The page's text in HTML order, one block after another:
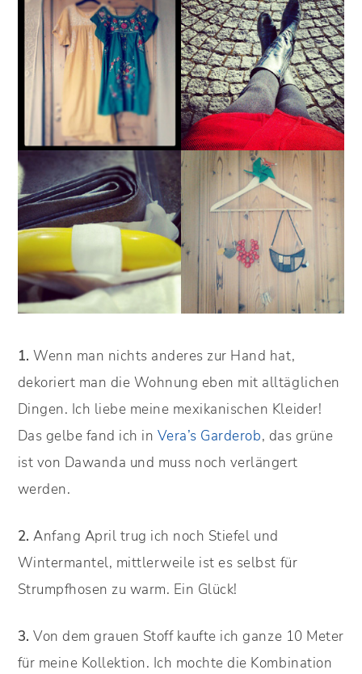
1. Wenn man nichts anderes zur Hand hat,
dekoriert man die Wohnung eben mit alltäglichen
Dingen. Ich liebe meine mexikanischen Kleider!
Das gelbe fand ich in Vera’s Garderob, das grüne
ist von Dawanda und muss noch verlängert
werden.
2. Anfang April trug ich noch Stiefel und
Wintermantel, mittlerweile ist es selbst für
Strumpfhosen zu warm. Ein Glück!
3. Von dem grauen Stoff kaufte ich ganze 10 Meter
für meine Kollektion. Ich mochte die Kombination